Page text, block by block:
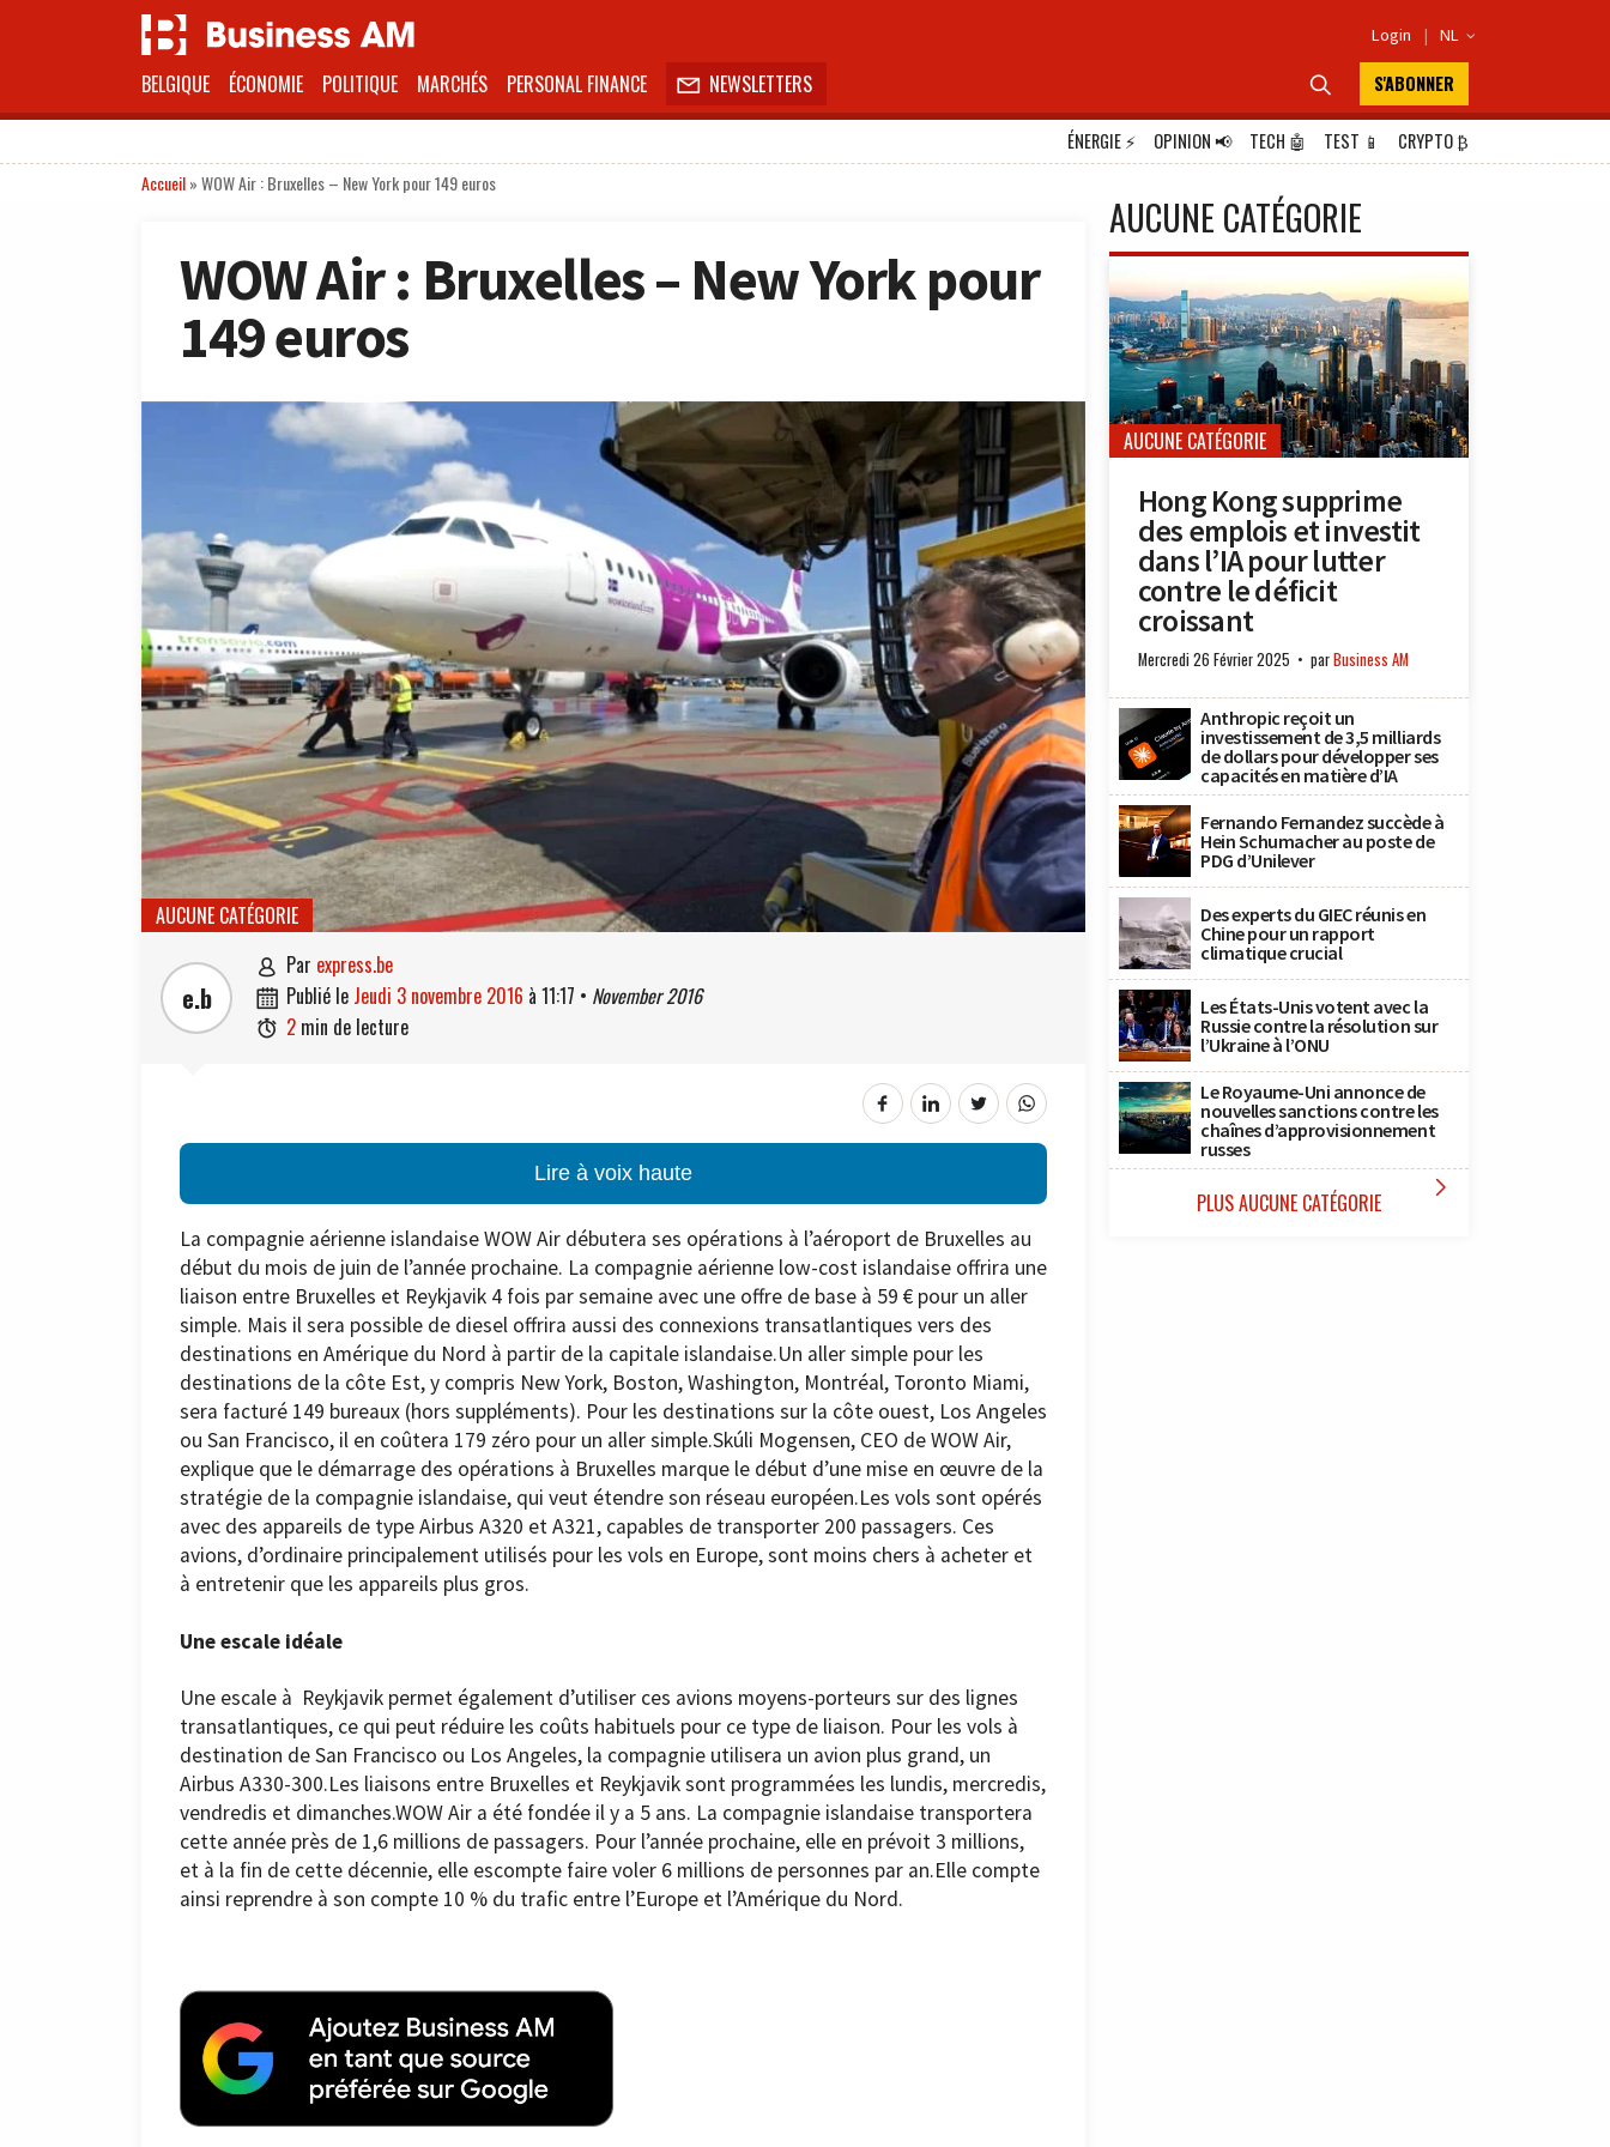
Login | NL 
BELGIQUE ÉCONOMIE POLITIQUE MARCHÉS PERSONAL FINANCE  NEWSLETTERS  S'ABONNER
ÉNERGIE⚡ OPINION📢 TECH 🤖 TEST 📱 CRYPTO₿
Accueil»WOW Air : Bruxelles – New York pour 149 euros
WOW Air : Bruxelles – New York pour
149 euros
AUCUNE CATÉGORIE
e.b
 par express.be
 publié le jeudi 3 novembre 2016 à 11:17 • November 2016
 2 min de lecture
Lire à voix haute
La compagnie aérienne islandaise WOW Air débutera ses opérations à l’aéroport de Bruxelles au
début du mois de juin de l’année prochaine. La compagnie aérienne low-cost islandaise offrira une
liaison entre Bruxelles et Reykjavik 4 fois par semaine avec une offre de base à 59 € pour un aller
simple. Mais il sera possible de diesel offrira aussi des connexions transatlantiques vers des
destinations en Amérique du Nord à partir de la capitale islandaise.Un aller simple pour les
destinations de la côte Est, y compris New York, Boston, Washington, Montréal, Toronto Miami,
sera facturé 149 bureaux (hors suppléments). Pour les destinations sur la côte ouest, Los Angeles
ou San Francisco, il en coûtera 179 zéro pour un aller simple.Skúli Mogensen, CEO de WOW Air,
explique que le démarrage des opérations à Bruxelles marque le début d’une mise en œuvre de la
stratégie de la compagnie islandaise, qui veut étendre son réseau européen.Les vols sont opérés
avec des appareils de type Airbus A320 et A321, capables de transporter 200 passagers. Ces
avions, d’ordinaire principalement utilisés pour les vols en Europe, sont moins chers à acheter et
à entretenir que les appareils plus gros.
Une escale idéale
Une escale à Reykjavik permet également d’utiliser ces avions moyens-porteurs sur des lignes
transatlantiques, ce qui peut réduire les coûts habituels pour ce type de liaison. Pour les vols à
destination de San Francisco ou Los Angeles, la compagnie utilisera un avion plus grand, un
Airbus A330-300.Les liaisons entre Bruxelles et Reykjavik sont programmées les lundis, mercredis,
vendredis et dimanches.WOW Air a été fondée il y a 5 ans. La compagnie islandaise transportera
cette année près de 1,6 millions de passagers. Pour l’année prochaine, elle en prévoit 3 millions,
et à la fin de cette décennie, elle escompte faire voler 6 millions de personnes par an.Elle compte
ainsi reprendre à son compte 10 % du trafic entre l’Europe et l’Amérique du Nord.
AUCUNE CATÉGORIE
AUCUNE CATÉGORIE
Hong Kong supprime
des emplois et investit
dans l’IA pour lutter
contre le déficit
croissant
Mercredi 26 Février 2025 parBusiness AM
Anthropic reçoit un
investissement de 3,5 milliards
de dollars pour développer ses
capacités en matière d’IA
Fernando Fernandez succède à
Hein Schumacher au poste de
PDG d’Unilever
Des experts du GIEC réunis en
Chine pour un rapport
climatique crucial
Les États-Unis votent avec la
Russie contre la résolution sur
l’Ukraine à l’ONU
Le Royaume-Uni annonce de
nouvelles sanctions contre les
chaînes d’approvisionnement
russes
PLUS AUCUNE CATÉGORIE 